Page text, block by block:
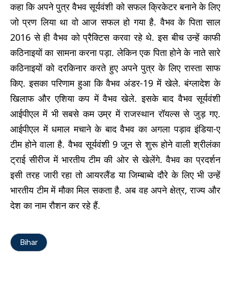
कहा कि अपने पुत्र वैभव सूर्यवंशी को सफल क्रिकेटर बनाने के लिए
जो प्रण लिया था वो आज सफल हो गया है. वैभव के पिता साल
2016 से ही वैभव को प्रैक्टिस करवा रहे थे. इस बीच उन्हें काफी
कठिनाइयों का सामना करना पड़ा. लेकिन एक पिता होने के नाते सारे
कठिनाइयों को दरकिनार करते हुए अपने पुत्र के लिए रास्ता साफ
किए. इसका परिणाम हुआ कि वैभव अंडर-19 में खेले. बंग्लादेश के
खिलाफ और एशिया कप में वैभव खेले. इसके बाद वैभव सूर्यवंशी
आईपीएल में भी सबसे कम उम्र में राजस्थान रॉयल्स से जुड़ गए.
आईपीएल में धमाल मचाने के बाद वैभव का अगला पड़ाव इंडिया-ए
टीम होने वाला है. वैभव सूर्यवंशी 9 जून से शुरू होने वाली श्रीलंका
ट्राई सीरीज में भारतीय टीम की ओर से खेलेंगे. वैभव का प्रदर्शन
इसी तरह जारी रहा तो आयरलैंड या जिम्बाब्वे दौरे के लिए भी उन्हें
भारतीय टीम में मौका मिल सकता है. अब वह अपने क्षेत्र, राज्य और
देश का नाम रौशन कर रहे हैं.
Bihar